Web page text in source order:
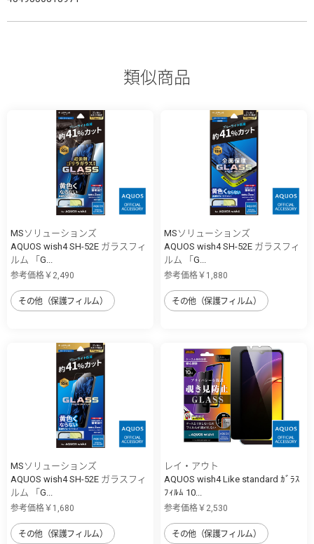
類似商品
MSソリューションズ
AQUOS wish4 SH-52E ガラスフィ
ルム 「G...
参考価格￥2,490
その他（保護フィルム）
MSソリューションズ
AQUOS wish4 SH-52E ガラスフィ
ルム 「G...
参考価格￥1,880
その他（保護フィルム）
MSソリューションズ
AQUOS wish4 SH-52E ガラスフィ
ルム 「G...
参考価格￥1,680
その他（保護フィルム）
レイ・アウト
AQUOS wish4 Like standard ｶﾞﾗｽ
ﾌｨﾙﾑ 10...
参考価格￥2,530
その他（保護フィルム）